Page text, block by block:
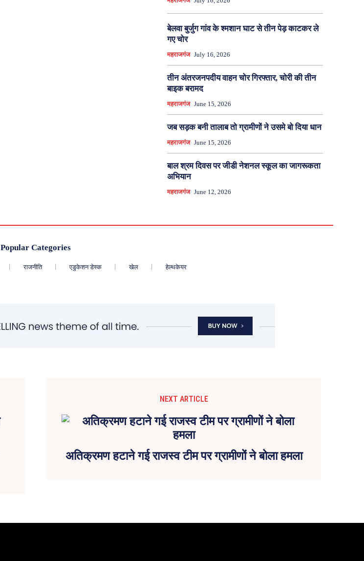
बेलवा बुर्जुग गांव के श्मशान घाट से तीन पेड़ काटकर ले
गए चोर
महराजगंज July 16, 2026
तीन अंतरजनपदीय वाहन चोर गिरफ्तार, चोरी की तीन
बाइक बरामद
महराजगंज June 15, 2026
जब सड़क बनी तालाब तो ग्रामीणों ने उसमे बो दिया धान
महराजगंज June 15, 2026
बाल श्रम दिवस पर जीडी नेशनल स्कूल का जागरूकता
अभियान
महराजगंज June 12, 2026
Popular Categories
राजनीति एडुकेशन डेस्क खेल हेल्थकेयर
NEXT ARTICLE
अतिक्रमण हटाने गई राजस्व टीम पर ग्रामीणों ने बोला हमला